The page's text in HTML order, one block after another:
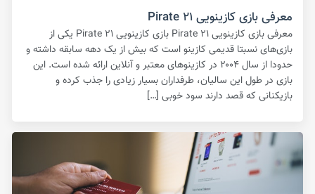
معرفی بازی کازینویی Pirate ۲۱
معرفی بازی کازینویی Pirate ۲۱ بازی کازینویی Pirate ۲۱ یکی از
بازی‌های نسبتا قدیمی کازینو است که بیش از یک دهه سابقه داشته و
حدودا از سال ۲۰۰۴ در کازینوهای معتبر و آنلاین ارائه شده است. این
بازی در طول این سالیان، طرفداران بسیار زیادی را جذب کرده و
بازیکنانی که قصد دارند سود خوبی […]